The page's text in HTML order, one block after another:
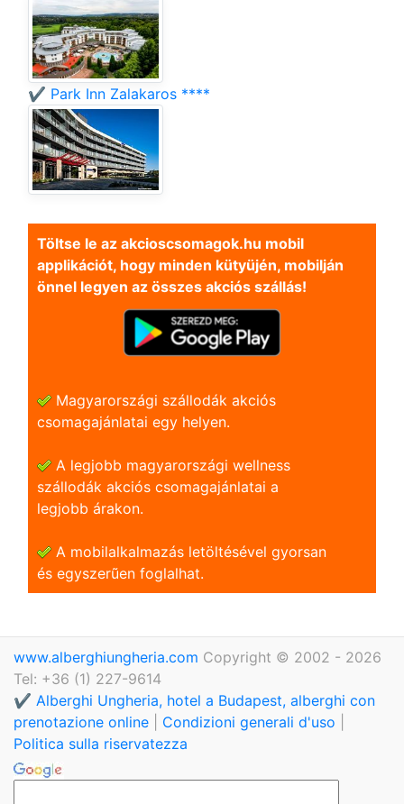
✔️ Park Inn Zalakaros ****
Töltse le az akcioscsomagok.hu mobil
applikációt, hogy minden kütyüjén, mobilján
önnel legyen az összes akciós szállás!
Magyarországi szállodák akciós
csomagajánlatai egy helyen.
A legjobb magyarországi wellness
szállodák akciós csomagajánlatai a
legjobb árakon.
A mobilalkalmazás letöltésével gyorsan
és egyszerũen foglalhat.
www.alberghiungheria.com Copyright © 2002 - 2026
Tel: +36 (1) 227-9614
✔️ Alberghi Ungheria, hotel a Budapest, alberghi con
prenotazione online
Condizioni generali d'uso
Politica sulla riservatezza